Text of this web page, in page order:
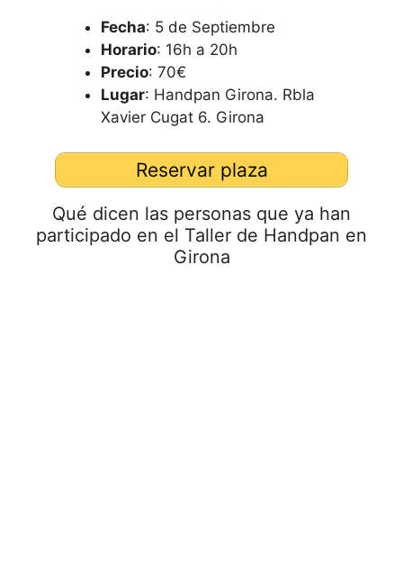
Fecha: 5 de Septiembre
Horario: 16h a 20h
Precio: 70€
Lugar: Handpan Girona. Rbla
Xavier Cugat 6. Girona
Reservar plaza
Qué dicen las personas que ya han
participado en el Taller de Handpan en
Girona